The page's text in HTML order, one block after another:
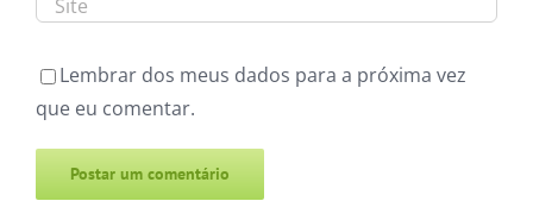
Lembrar dos meus dados para a próxima vez
que eu comentar.